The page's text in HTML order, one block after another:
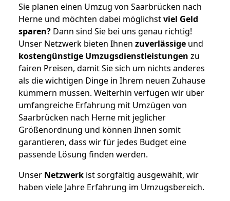
Sie planen einen Umzug von Saarbrücken nach
Herne und möchten dabei möglichstviel Geld
sparen? Dann sind Sie bei uns genau richtig!
Unser Netzwerk bieten Ihnen zuverlässige und
kostengünstige Umzugsdienstleistungen zu
fairen Preisen, damit Sie sich um nichts anderes
als die wichtigen Dinge in Ihrem neuen Zuhause
kümmern müssen. Weiterhin verfügen wir über
umfangreiche Erfahrung mit Umzügen von
Saarbrücken nach Herne mit jeglicher
Größenordnung und können Ihnen somit
garantieren, dass wir für jedes Budget eine
passende Lösung finden werden.
Unser Netzwerk ist sorgfältig ausgewählt, wir
haben viele Jahre Erfahrung im Umzugsbereich.